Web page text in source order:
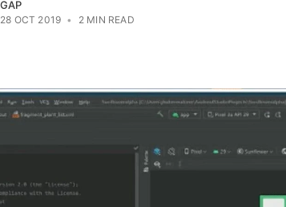
GAP
28 OCT 2019 • 2 MIN READ